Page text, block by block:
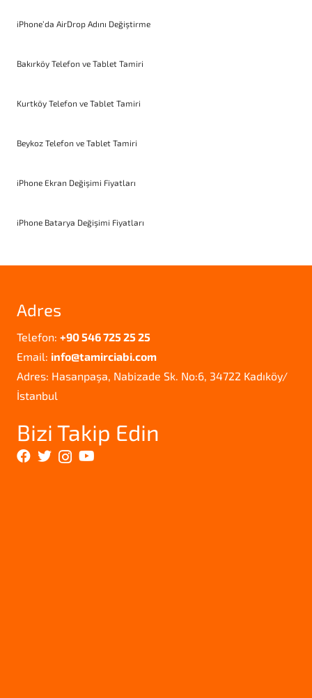
iPhone’da AirDrop Adını Değiştirme
Bakırköy Telefon ve Tablet Tamiri
Kurtköy Telefon ve Tablet Tamiri
Beykoz Telefon ve Tablet Tamiri
iPhone Ekran Değişimi Fiyatları
iPhone Batarya Değişimi Fiyatları
Adres
Telefon: +90 546 725 25 25
Email: info@tamirciabi.com
Adres: Hasanpaşa, Nabizade Sk. No:6, 34722 Kadıköy/
İstanbul
Bizi Takip Edin